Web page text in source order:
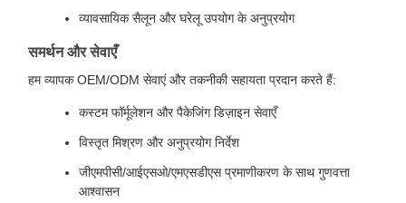
व्यावसायिक सैलून और घरेलू उपयोग के अनुप्रयोग
समर्थन और सेवाएँ
हम व्यापक OEM/ODM सेवाएं और तकनीकी सहायता प्रदान करते हैं:
कस्टम फॉर्मूलेशन और पैकेजिंग डिज़ाइन सेवाएँ
विस्तृत मिश्रण और अनुप्रयोग निर्देश
जीएमपीसी/आईएसओ/एमएसडीएस प्रमाणीकरण के साथ गुणवत्ता
आश्वासन